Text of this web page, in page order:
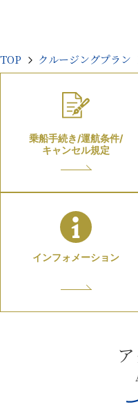
TOP クルージングプラン
乗船手続き/運航条件/
キャンセル規定
インフォメーション